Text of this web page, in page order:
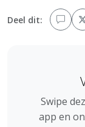
Deel dit:
Swipe
app en